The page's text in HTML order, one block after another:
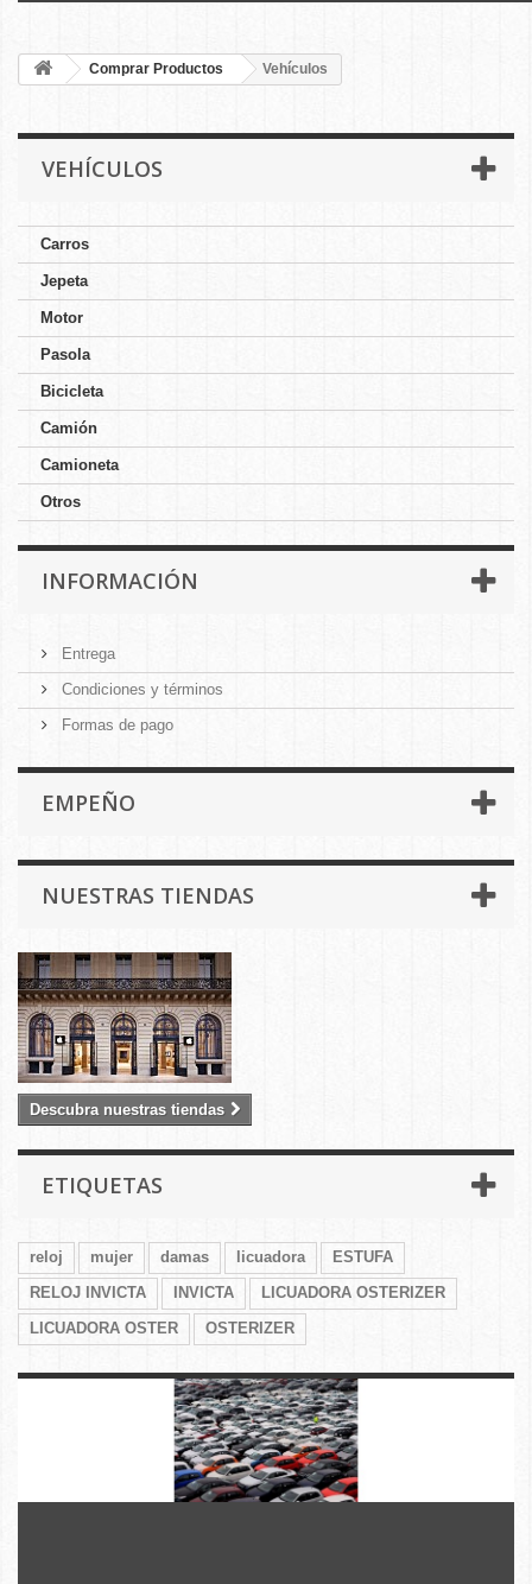
Comprar Productos Vehículos
VEHÍCULOS
Carros
Jepeta
Motor
Pasola
Bicicleta
Camión
Camioneta
Otros
INFORMACIÓN
Entrega
Condiciones y términos
Formas de pago
EMPEÑO
NUESTRAS TIENDAS
Descubra nuestras tiendas
ETIQUETAS
reloj mujer damas licuadora
ESTUFA
RELOJ INVICTA
INVICTA
LICUADORA OSTERIZER
LICUADORA OSTER
OSTERIZER